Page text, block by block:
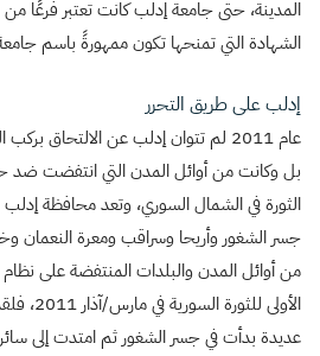
المدينة، حتى جامعة إدلب كانت تعتبر فرعًا
الشهادة التي تمنحها تكون ممهورةً باسم
إدلب على طريق التحرر
عام 2011 لم تتوان إدلب عن الالتحاق
بل وكانت من أوائل المدن التي انتفضت
الثورة في الشمال السوري، وتعد محافظة إدلب
جسر الشغور وأريحا وسراقب ومعرة النعمان
من أوائل المدن والبلدات المنتفضة على نظام
الأولى
عديدة بدأت في جسر الشغور ثم امتدت إلى